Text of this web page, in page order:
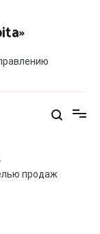
продаж